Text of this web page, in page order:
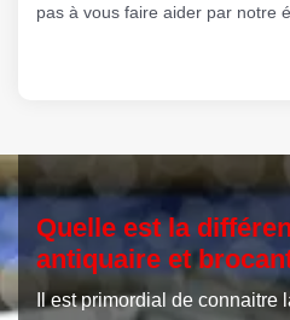
pas à vous faire aider par notre
Quelle est la
antiquaire et
Il est primordial de connaitre